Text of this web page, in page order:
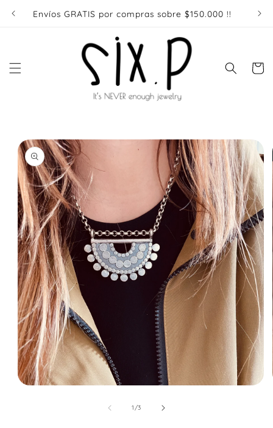
directamente
Envíos GRATIS por compras sobre $150.000 !!
Carrito
directamente
a la
información
del producto
1/de
3